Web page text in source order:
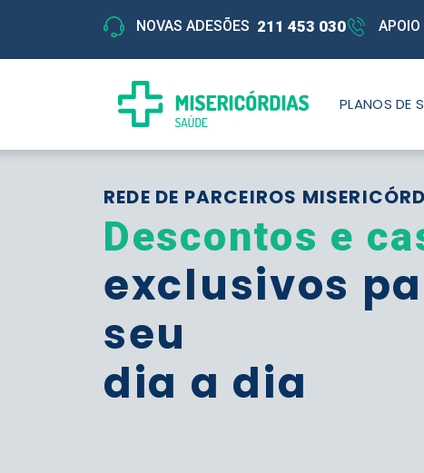
NOVAS ADESÕES 211 453 030
PLANOS DE
REDE DE PARCEIROS
Descontos e
exclusivos
seu
dia a dia